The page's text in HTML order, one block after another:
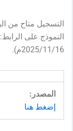
النموذج على الرابط:
2025/11/16م).
المصدر:
إضغط هنا